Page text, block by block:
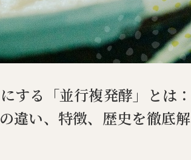
する「並行複発酵」とは：
違い、特徴、歴史を徹底解